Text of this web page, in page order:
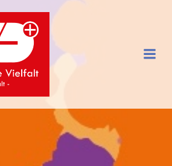
Zum
Inhalt
springen